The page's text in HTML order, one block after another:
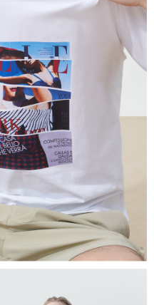
運費
運費
免運費